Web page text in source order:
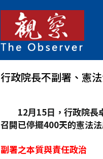
行政院長不副署、憲
12月15日，行政院長
召開已停擺400天的憲法
副署之本質與責任政治